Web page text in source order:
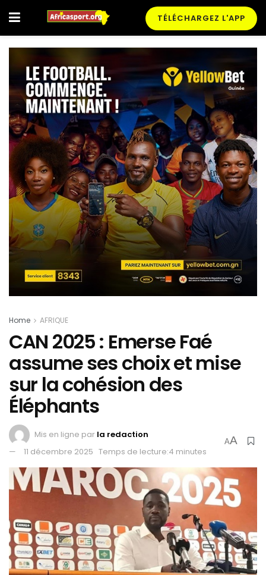
TÉLÉCHARGEZ L'APP
Home AFRIQUE
CAN 2025 : Emerse Faé
assume ses choix et mise
sur la cohésion des
Éléphants
Mis en ligne par la redaction
11 décembre 2025 Temps de lecture:4 minutes
AA